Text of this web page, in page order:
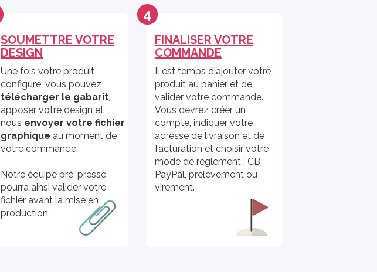
SOUMETTRE VOTRE
DESIGN
Une fois votre produit
configuré, vous pouvez
télécharger le gabarit,
apposer votre design et
nous envoyer votre fichier
graphique au moment de
votre commande.
Notre équipe pré-presse
pourra ainsi valider votre
fichier avant la mise en
production.
4
FINALISER VOTRE
COMMANDE
Il est temps d'ajouter votre
produit au panier et de
valider votre commande.
Vous devrez créer un
compte, indiquer votre
adresse de livraison et de
facturation et choisir votre
mode de règlement : CB,
PayPal, prélèvement ou
virement.